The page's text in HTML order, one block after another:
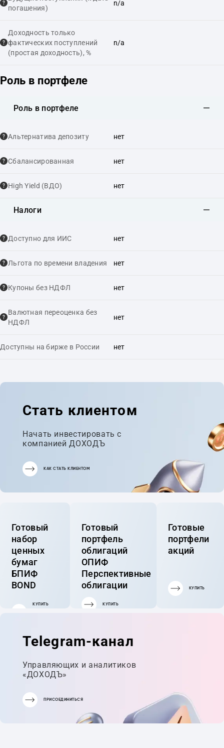
погашения)
n/a
Доходность только
фактических поступлений
(простая доходность), %
n/a
Роль в портфеле
Роль в портфеле
Альтернатива депозиту нет
Сбалансированная нет
High Yield (ВДО) нет
Налоги
Доступно для ИИС нет
Льгота по времени владения нет
Купоны без НДФЛ нет
Валютная переоценка без
НДФЛ
нет
Доступны на бирже в России нет
Стать клиентом
Начать инвестировать с
компанией ДОХОДЪ
КАК СТАТЬ КЛИЕНТОМ
Готовый
набор
ценных
бумаг
БПИФ
BOND
КУПИТЬ
Готовый
портфель
облигаций
ОПИФ
Перспективные
облигации
КУПИТЬ
Готовые
портфели
акций
КУПИТЬ
Telegram-канал
Управляющих и аналитиков
«ДОХОДЪ»
ПРИСОЕДИНИТЬСЯ